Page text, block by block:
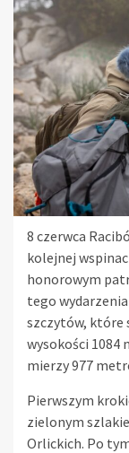
8 czerwca
kolejnej
honorowym
tego
szczytów, które
wysokości 1084
mierzy 977
Pierwszym
zielonym
Orlickich. Po